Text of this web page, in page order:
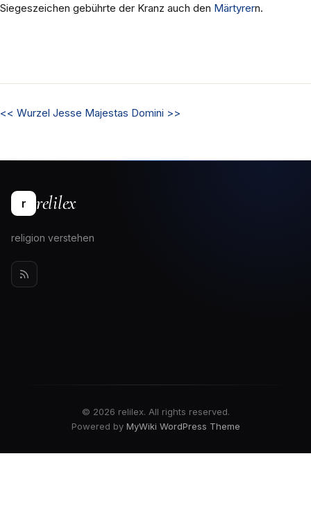
Siegeszeichen gebührte der Kranz auch den Märtyrern.
<< Wurzel Jesse Majestas Domini >>
r relilex
religion verstehen
© 2026 relilex. All rights reserved.
Powered by MyWiki WordPress Theme